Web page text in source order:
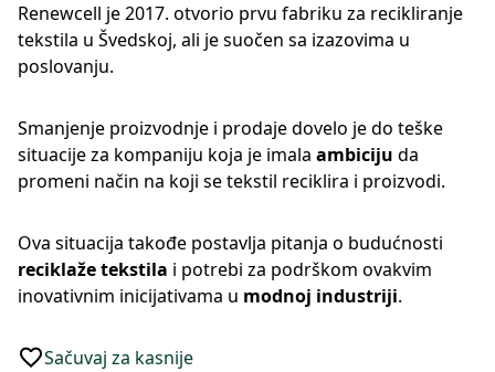
Renewcell je 2017. otvorio prvu fabriku za recikliranje
tekstila u Švedskoj, ali je suočen sa izazovima u
poslovanju.
Smanjenje proizvodnje i prodaje dovelo je do teške
situacije za kompaniju koja je imala ambiciju da
promeni način na koji se tekstil reciklira i proizvodi.
Ova situacija takođe postavlja pitanja o budućnosti
reciklaže tekstila i potrebi za podrškom ovakvim
inovativnim inicijativama u modnoj industriji.
Sačuvaj za kasnije